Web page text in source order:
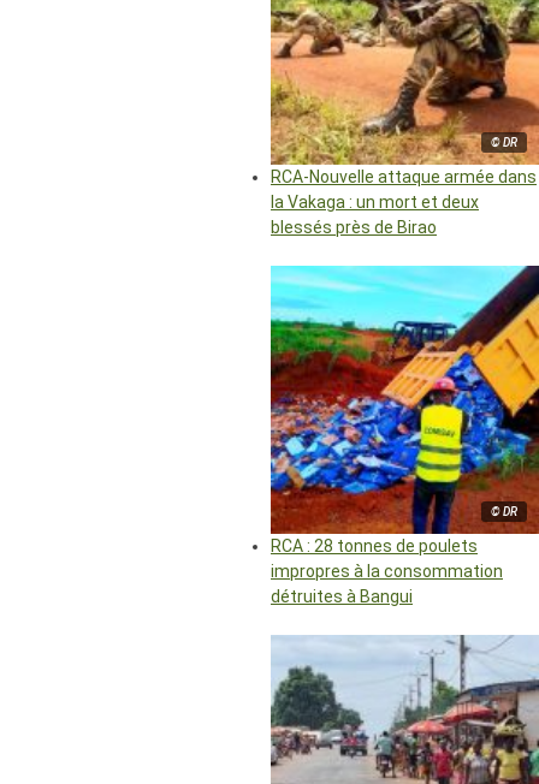
© DR
RCA-Nouvelle attaque armée dans
la Vakaga : un mort et deux
blessés près de Birao
© DR
RCA : 28 tonnes de poulets
impropres à la consommation
détruites à Bangui